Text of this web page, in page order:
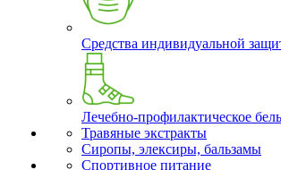
Средства индивидуальной
Лечебно-профилактическое
Травяные экстракты
Сиропы, элексиры, бальзамы
Спортивное питание